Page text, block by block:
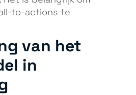
to-actions te
van het
in